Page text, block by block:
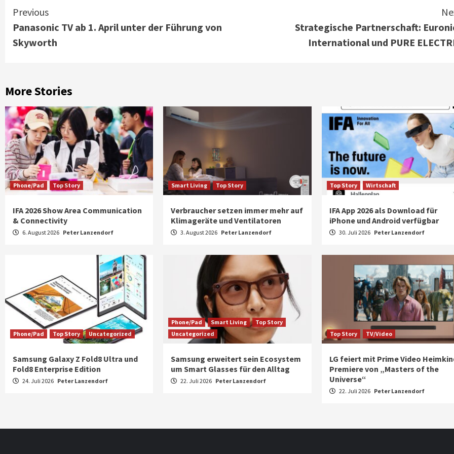
Continue
Reading
Previous
Panasonic TV ab 1. April unter der Führung von
Skyworth
Strategische Partnerschaft:
International und PURE
More Stories
Phone/Pad Top Story
IFA 2026 Show Area Communication
& Connectivity
6. August 2026 Peter Lanzendorf
Smart Living Top Story
Verbraucher setzen immer mehr auf
Klimageräte und Ventilatoren
3. August 2026 Peter Lanzendorf
Top Story Wirtschaft
IFA App 2026 als Download für
iPhone und Android verfügbar
30. Juli 2026 Peter Lanzendorf
Phone/Pad Top Story Uncategorized
Samsung Galaxy Z Fold8 Ultra und
Fold8 Enterprise Edition
24. Juli 2026 Peter Lanzendorf
Phone/Pad Smart Living
Top Story
Uncategorized
Samsung erweitert sein Ecosystem
um Smart Glasses für den Alltag
22. Juli 2026 Peter Lanzendorf
Top Story TV/Video
LG feiert mit Prime Video
Premiere von „Masters of the
Universe“
22. Juli 2026 Peter Lanzendorf